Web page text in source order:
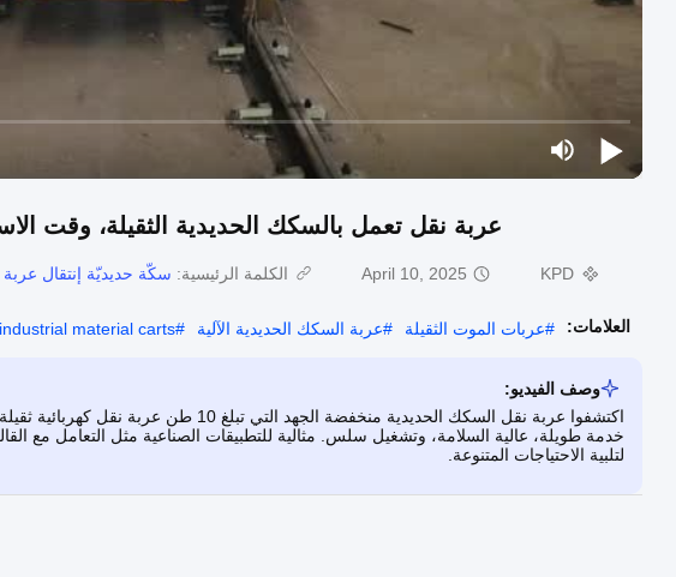
عربة نقل تعمل بالسكك الحديدية الثقيلة، وقت
KPD
April 10, 2025 الكلمة الرئيسية: سكّة حديديّة إنتقال عربة
العلامات: #عربات الموت الثقيلة #عربة السكك الحديدية الآلية #
industrial material carts
وصف الفيديو:
اكتشفوا عربة نقل السكك الحديدية منخفضة
خدمة طويلة، عالية السلامة، وتشغيل سلس. مثالية للتطبيقات الصناعية مثل التعامل مع
لتلبية الاحتياجات المتنوعة.